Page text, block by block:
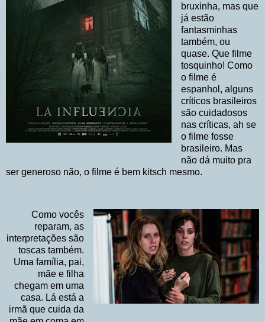
bruxinha, mas que
já estão
fantasminhas
também, ou
quase. Que filme
tosquinho! Como
o filme é
espanhol, alguns
críticos brasileiros
são cuidadosos
nas críticas, ah se
o filme fosse
brasileiro. Mas
não dá muito pra
ser generoso não, o filme é bem kitsch mesmo.
Como vocês
reparam, as
interpretações são
toscas também.
Uma família, pai,
mãe e filha
chegam em uma
casa. Lá está a
irmã que cuida da